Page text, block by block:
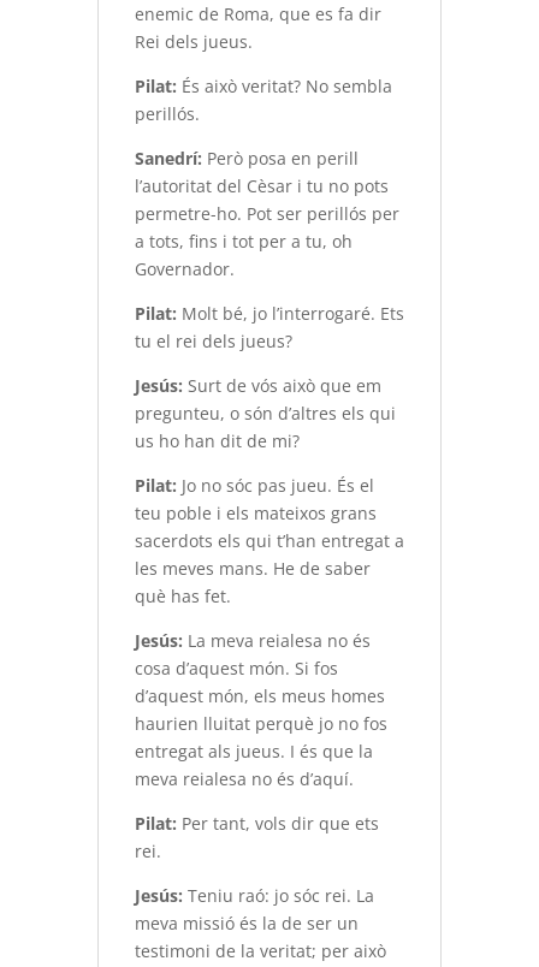
enemic de Roma, que es fa dir
Rei dels jueus.
Pilat: És això veritat? No sembla
perillós.
Sanedrí: Però posa en perill
l’autoritat del Cèsar i tu no pots
permetre-ho. Pot ser perillós per
a tots, fins i tot per a tu, oh
Governador.
Pilat: Molt bé, jo l’interrogaré. Ets
tu el rei dels jueus?
Jesús: Surt de vós això que em
pregunteu, o són d’altres els qui
us ho han dit de mi?
Pilat: Jo no sóc pas jueu. És el
teu poble i els mateixos grans
sacerdots els qui t’han entregat a
les meves mans. He de saber
què has fet.
Jesús: La meva reialesa no és
cosa d’aquest món. Si fos
d’aquest món, els meus homes
haurien lluitat perquè jo no fos
entregat als jueus. I és que la
meva reialesa no és d’aquí.
Pilat: Per tant, vols dir que ets
rei.
Jesús: Teniu raó: jo sóc rei. La
meva missió és la de ser un
testimoni de la veritat; per això